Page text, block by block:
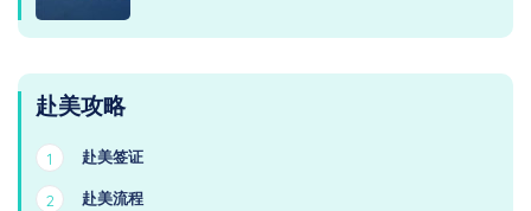
赴美攻略
1 赴美签证
2 赴美流程